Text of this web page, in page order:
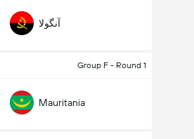
آنگولا
Group F - Round 1
Mauritania